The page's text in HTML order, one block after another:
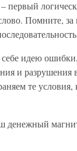
Помните, за
идею
и разрушения
те условия,
денежный